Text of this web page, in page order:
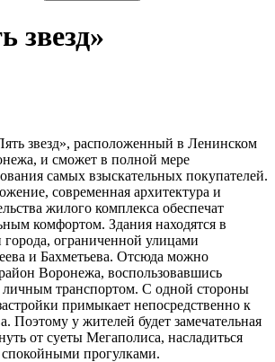
звезд», расположенный в Ленинском
и сможет в полной мере
самых взыскательных покупателей.
современная архитектура и
жилого комплекса обеспечат
комфортом. Здания находятся в
города, ограниченной улицами
и Бахметьева. Отсюда можно
Воронежа, воспользовавшись
транспортом. С одной стороны
примыкает непосредственно к
Поэтому у жителей будет замечательная
от суеты Мегаполиса, насладиться
прогулками.